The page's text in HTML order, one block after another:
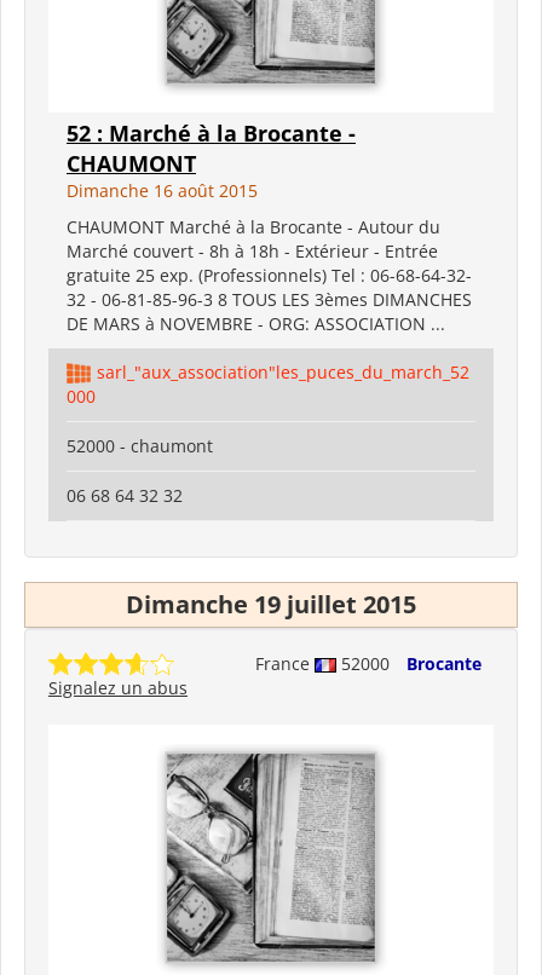
52 : Marché à la Brocante -
CHAUMONT
Dimanche 16 août 2015
CHAUMONT Marché à la Brocante - Autour du
Marché couvert - 8h à 18h - Extérieur - Entrée
gratuite 25 exp. (Professionnels) Tel : 06-68-64-32-
32 - 06-81-85-96-3 8 TOUS LES 3èmes DIMANCHES
DE MARS à NOVEMBRE - ORG: ASSOCIATION ...
sarl_"aux_association"les_puces_du_march_52
000
52000 - chaumont
06 68 64 32 32
Dimanche 19 juillet 2015
France 52000
Brocante
Signalez un abus